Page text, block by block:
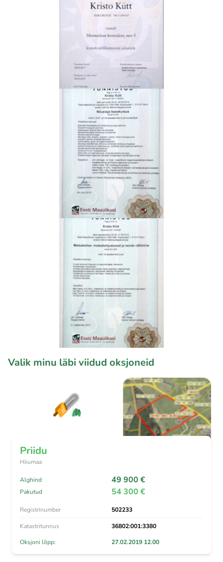
Valik minu läbi viidud oksjoneid
Priidu
Hiiumaa
Alghind 49 900 €
Pakutud 54 300 €
Registrinumber 502233
Katastritunnus
36802:001:3380
Oksjoni lõpp:
27.02.2019 12.00